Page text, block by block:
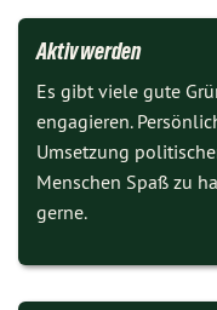
Aktiv werden
Es gibt viele gute
engagieren.
Umsetzung
Menschen Spaß zu
gerne.